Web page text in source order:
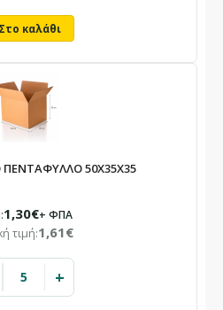
50X35X35
1,30€+ ΦΠΑ
τιμή:1,61€
+